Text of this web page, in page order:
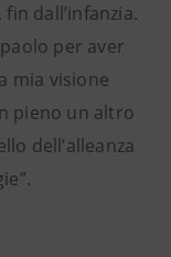
dall’infanzia.
per aver
mia visione
pieno un altro
dell’alleanza